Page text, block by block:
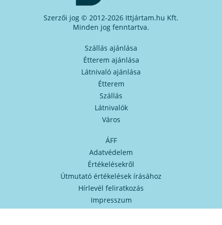
Szerzői jog © 2012-2026 Ittjártam.hu Kft.
Minden jog fenntartva.
Szállás ajánlása
Étterem ajánlása
Látnivaló ajánlása
Étterem
Szállás
Látnivalók
Város
ÁFF
Adatvédelem
Értékelésekről
Útmutató értékelések írásához
Hírlevél feliratkozás
Impresszum